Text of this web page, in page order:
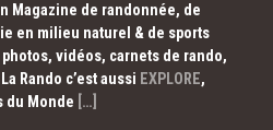
Magazine de randonnée, de
en milieu naturel & de sports
vidéos, carnets de rando,
Rando c’est aussi EXPLORE,
du Monde […]